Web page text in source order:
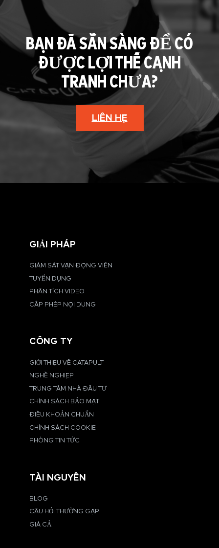
BẠN ĐÃ SẴN SÀNG ĐỂ CÓ
ĐƯỢC LỢI THẾ CẠNH
TRANH CHƯA?
LIÊN HỆ
GIẢI PHÁP
GIÁM SÁT VẬN ĐỘNG VIÊN
TUYỂN DỤNG
PHÂN TÍCH VIDEO
CẤP PHÉP NỘI DUNG
CÔNG TY
GIỚI THIỆU VỀ CATAPULT
NGHỀ NGHIỆP
TRUNG TÂM NHÀ ĐẦU TƯ
CHÍNH SÁCH BẢO MẬT
ĐIỀU KHOẢN CHUẨN
CHÍNH SÁCH COOKIE
PHÒNG TIN TỨC
TÀI NGUYÊN
BLOG
CÂU HỎI THƯỜNG GẶP
GIÁ CẢ